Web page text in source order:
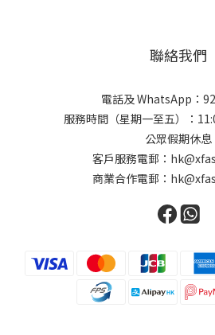
聯絡我們
電話及 WhatsApp：
服務時間（星期一至五）：
公眾假期休息
客戶服務電郵：
商業合作電郵：